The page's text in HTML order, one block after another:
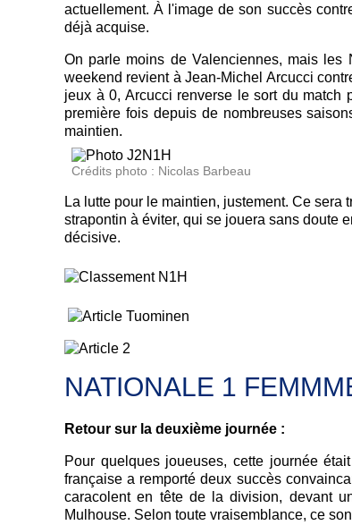
actuellement. À l'image de son succès
déjà acquise.
On parle moins de Valenciennes, mais les
weekend revient à Jean-Michel Arcucci
jeux à 0, Arcucci renverse le sort du match
première fois depuis de nombreuses
maintien.
Crédits photo : Nicolas Barbeau
La lutte pour le maintien, justement. Ce
strapontin à éviter, qui se jouera sans doute
décisive.
NATIONALE 1
Retour sur la deuxième journée :
Pour quelques joueuses, cette journée
française a remporté deux succès
caracolent en tête de la division, devant
Mulhouse. Selon toute vraisemblance, ce